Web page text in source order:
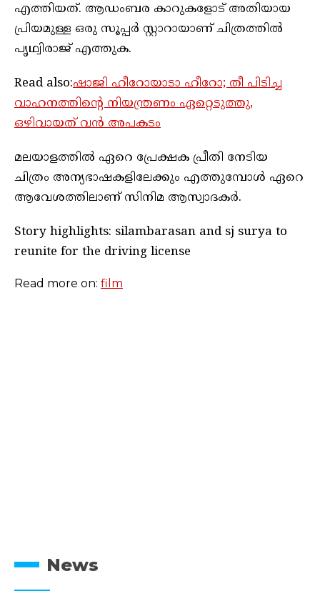
എത്തിയത്. ആഡംബര കാറുകളോട് അതിയായ
പ്രിയമുള്ള ഒരു സൂപ്പര്‍ സ്റ്റാറായാണ് ചിത്രത്തില്‍
പൃഥ്വിരാജ് എത്തുക.
Read also:ഷാജി ഹീറോയാടാ ഹീറോ; തീ പിടിച്ച
വാഹനത്തിന്റെ നിയന്ത്രണം ഏറ്റെടുത്തു,
ഒഴിവായത് വൻ അപകടം
മലയാളത്തിൽ ഏറെ പ്രേക്ഷക പ്രീതി നേടിയ
ചിത്രം അന്യഭാഷകളിലേക്കും എത്തുമ്പോൾ ഏറെ
ആവേശത്തിലാണ് സിനിമ ആസ്വാദകർ.
Story highlights: silambarasan and sj surya to
reunite for the driving license
Read more on: film
News